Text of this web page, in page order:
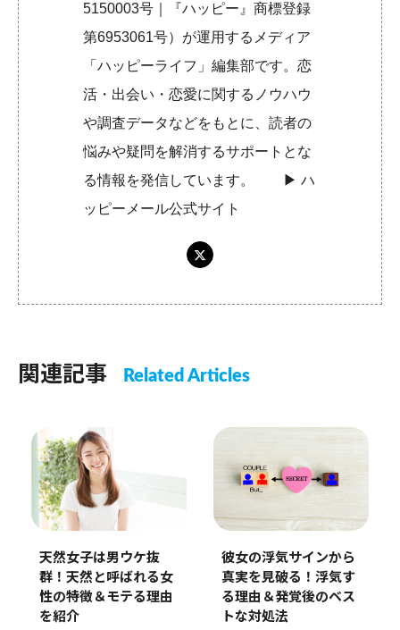
5150003号｜『ハッピー』商標登録
第6953061号）が運用するメディア
「ハッピーライフ」編集部です。恋
活・出会い・恋愛に関するノウハウ
や調査データなどをもとに、読者の
悩みや疑問を解消するサポートとな
る情報を発信しています。 ▶︎ハ
ッピーメール公式サイト
関連記事 Related Articles
天然女子は男ウケ抜
群！天然と呼ばれる女
性の特徴＆モテる理由
を紹介
彼女の浮気サインから
真実を見破る！浮気す
る理由＆発覚後のベス
トな対処法